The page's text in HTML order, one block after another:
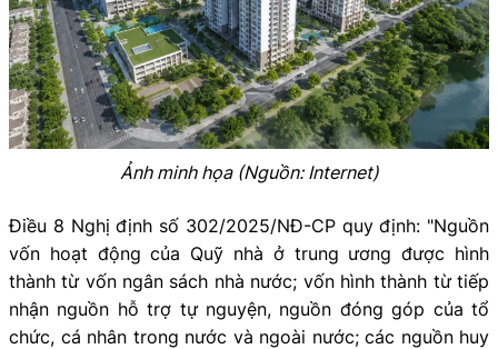
Ảnh minh họa (Nguồn: Internet)
Điều 8 Nghị định số 302/2025/NĐ-CP quy định: "Nguồn
vốn hoạt động của Quỹ nhà ở trung ương được hình
thành từ vốn ngân sách nhà nước; vốn hình thành từ tiếp
nhận nguồn hỗ trợ tự nguyện, nguồn đóng góp của tổ
chức, cá nhân trong nước và ngoài nước; các nguồn huy